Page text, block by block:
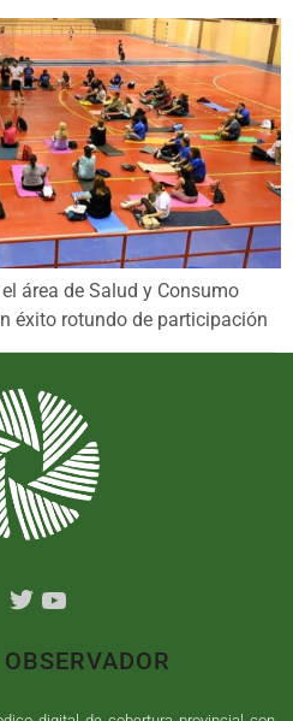
área de Salud y Consumo
éxito rotundo de participación